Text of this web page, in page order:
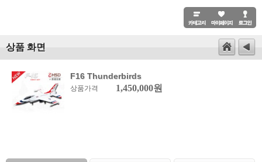
상품 화면
F16 Thunderbirds
상품가격 1,450,000원